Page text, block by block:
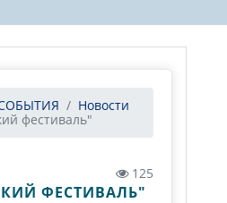
Новости
фестиваль"
125
ФЕСТИВАЛЬ"